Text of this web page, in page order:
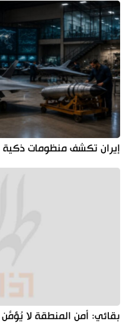
إيران تكشف منظومات
بقائي: أمن المنطقة لا